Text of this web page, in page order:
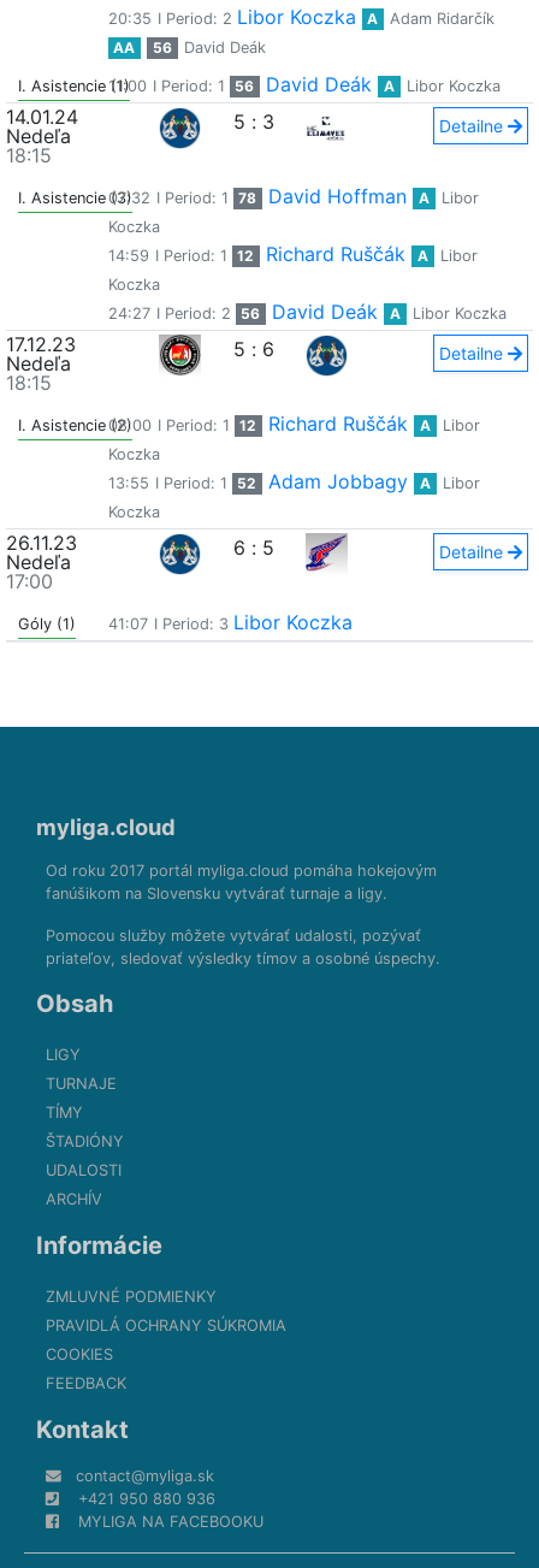
20:35 I Period: 2 Libor Koczka A
Adam Ridarčík
AA
56 David Deák
I. Asistencie (1)
11:00 I Period: 1 56 David Deák A Libor Koczka
14.01.24
Nedeľa
18:15
5 : 3 Detailne
I. Asistencie (3)07:32 I Period: 1 78 David Hoffman A
Libor
Koczka
14:59 I Period: 1 12 Richard Ruščák A
Libor
Koczka
24:27 I Period: 2 56 David Deák A Libor Koczka
17.12.23
Nedeľa
18:15
5 : 6 Detailne
I. Asistencie (2)08:00 I Period: 1 12 Richard Ruščák A
Libor
Koczka
13:55 I Period: 1 52 Adam Jobbagy A
Libor
Koczka
26.11.23
Nedeľa
17:00
6 : 5 Detailne
Góly (1) 41:07 I Period: 3 Libor Koczka
myliga.cloud
Od roku 2017 portál myliga.cloud pomáha hokejovým
fanúšikom na Slovensku vytvárať turnaje a ligy.
Pomocou služby môžete vytvárať udalosti, pozývať
priateľov, sledovať výsledky tímov a osobné úspechy.
Obsah
LIGY
TURNAJE
TÍMY
ŠTADIÓNY
UDALOSTI
ARCHÍV
Informácie
ZMLUVNÉ PODMIENKY
PRAVIDLÁ OCHRANY SÚKROMIA
COOKIES
FEEDBACK
Kontakt
contact@myliga.sk
+421 950 880 936
MYLIGA NA FACEBOOKU